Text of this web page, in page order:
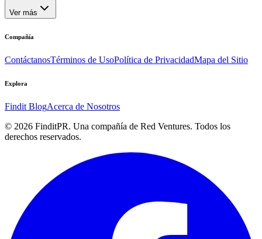
Ver más
Compañía
ContáctanosTérminos de UsoPolítica de PrivacidadMapa del Sitio
Explora
Findit BlogAcerca de Nosotros
© 2026 FinditPR. Una compañía de Red Ventures. Todos los
derechos reservados.